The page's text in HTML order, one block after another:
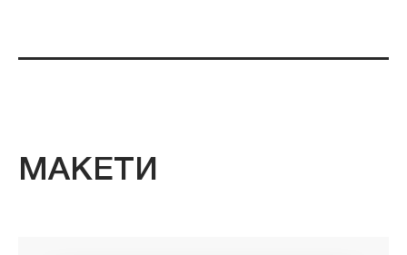
МАКЕТИ